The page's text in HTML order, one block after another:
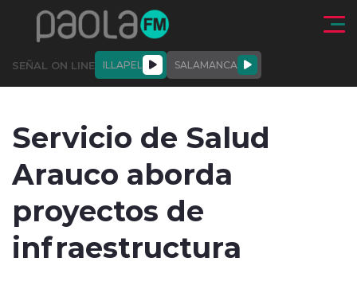
Click acá para ir directamente al contenido
SEÑAL ON LINE ILLAPEL SALAMANCA
ACTUALIDAD
modo claro
Servicio de Salud
Arauco aborda
proyectos de
infraestructura